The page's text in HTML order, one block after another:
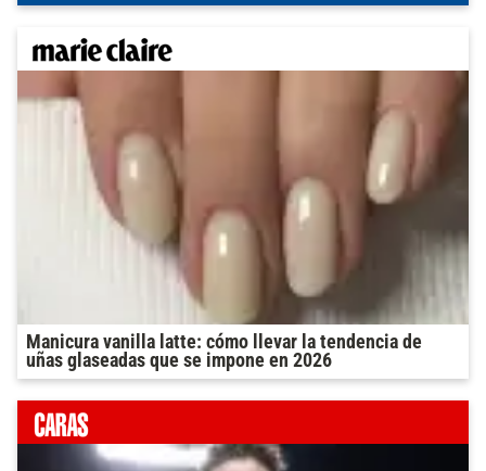
Manicura vanilla latte: cómo llevar la tendencia de
uñas glaseadas que se impone en 2026